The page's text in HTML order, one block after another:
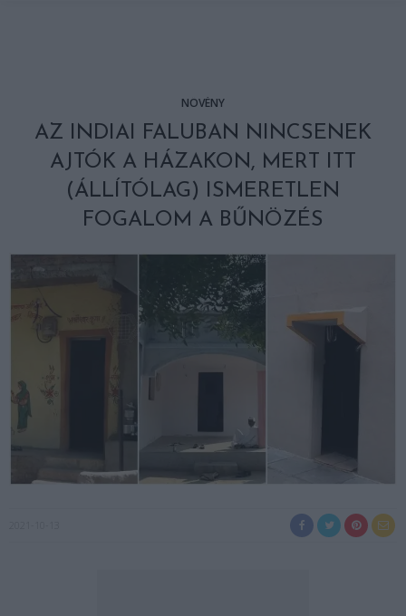
NÖVÉNY
AZ INDIAI FALUBAN NINCSENEK
AJTÓK A HÁZAKON, MERT ITT
(ÁLLÍTÓLAG) ISMERETLEN
FOGALOM A BŰNÖZÉS